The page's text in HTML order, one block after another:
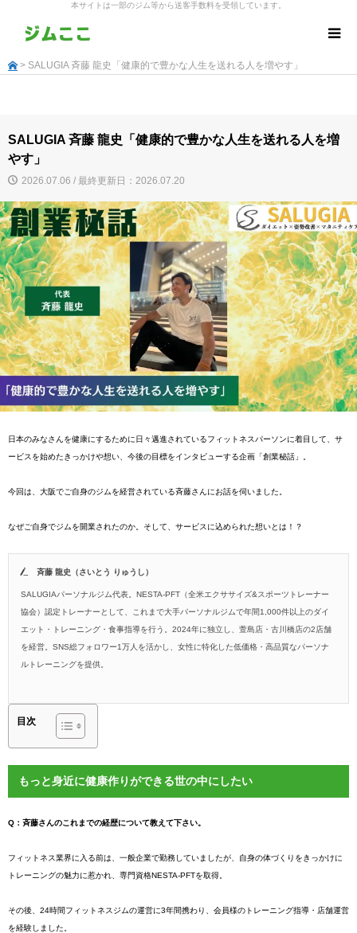
本サイトは一部のジム等から送客手数料を受領しています。
> SALUGIA 斉藤 龍史「健康的で豊かな人生を送れる人を増やす」
SALUGIA 斉藤 龍史「健康的で豊かな人生を送れる人を増
やす」
2026.07.06 / 最終更新日：2026.07.20
日本のみなさんを健康にするために日々邁進されているフィットネスパーソンに着目して、サ
ービスを始めたきっかけや想い、今後の目標をインタビューする企画「創業秘話」。
今回は、大阪でご自身のジムを経営されている斉藤さんにお話を伺いました。
なぜご自身でジムを開業されたのか。そして、サービスに込められた想いとは！？
斉藤 龍史（さいとう りゅうし）
SALUGIAパーソナルジム代表。NESTA-PFT（全米エクササイズ&スポーツトレーナー
協会）認定トレーナーとして、これまで大手パーソナルジムで年間1,000件以上のダイ
エット・トレーニング・食事指導を行う。2024年に独立し、萱島店・古川橋店の2店舗
を経営。SNS総フォロワー1万人を活かし、女性に特化した低価格・高品質なパーソナ
ルトレーニングを提供。
目次
もっと身近に健康作りができる世の中にしたい
Q：斉藤さんのこれまでの経歴について教えて下さい。
フィットネス業界に入る前は、一般企業で勤務していましたが、自身の体づくりをきっかけに
トレーニングの魅力に惹かれ、専門資格NESTA-PFTを取得。
その後、24時間フィットネスジムの運営に3年間携わり、会員様のトレーニング指導・店舗運営
を経験しました。